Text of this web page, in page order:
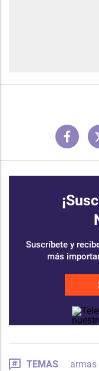
Suscríbete y
más
TEMAS armas